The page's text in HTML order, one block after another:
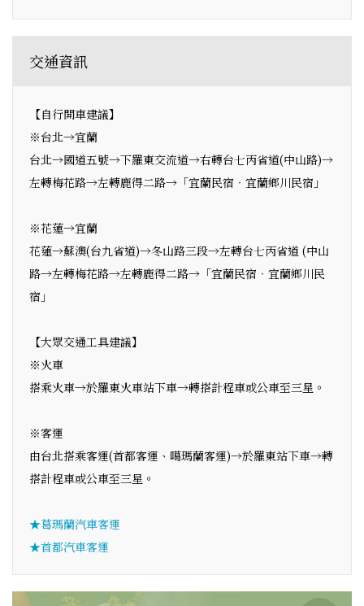
交通資訊
【自行開車建議】
※台北→宜蘭
台北→國道五號→下羅東交流道→右轉台七丙省道(中山路)→
左轉梅花路→左轉鹿得二路→「宜蘭民宿‧宜蘭鄉川民宿」
※花蓮→宜蘭
花蓮→蘇澳(台九省道)→冬山路三段→左轉台七丙省道 (中山
路→左轉梅花路→左轉鹿得二路→「宜蘭民宿‧宜蘭鄉川民
宿」
【大眾交通工具建議】
※火車
搭乘火車→於羅東火車站下車→轉搭計程車或公車至三星。
※客運
由台北搭乘客運(首都客運、噶瑪蘭客運)→於羅東站下車→轉
搭計程車或公車至三星。
★葛瑪蘭汽車客運
★首都汽車客運